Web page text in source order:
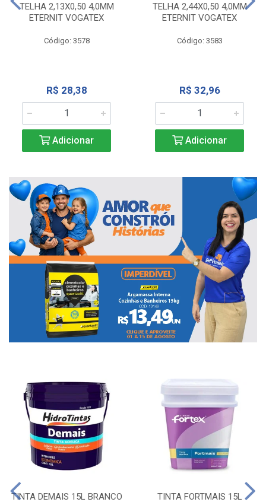
TELHA 2,13X0,50 4,0MM
ETERNIT VOGATEX
Código: 3578
R$ 28,38
Adicionar
TELHA 2,44X0,50 4,0MM
ETERNIT VOGATEX
Código: 3583
R$ 32,96
Adicionar
TINTA DEMAIS 15L BRANCO TINTA FORTMAIS 15L